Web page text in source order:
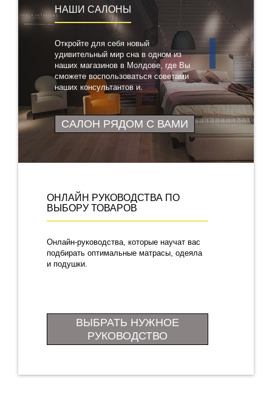
НАШИ САЛОНЫ
Откройте для себя новый
удивительный мир сна в одном из
наших магазинов в Молдове, где Вы
сможете воспользоваться советами
наших консультантов и
протестировать понравившиеся
товары
САЛОН РЯДОМ С ВАМИ
ОНЛАЙН РУКОВОДСТВА ПО
ВЫБОРУ ТОВАРОВ
Онлайн-руководства, которые научат вас
подбирать оптимальные матрасы, одеяла
и подушки.
ВЫБРАТЬ НУЖНОЕ
РУКОВОДСТВО